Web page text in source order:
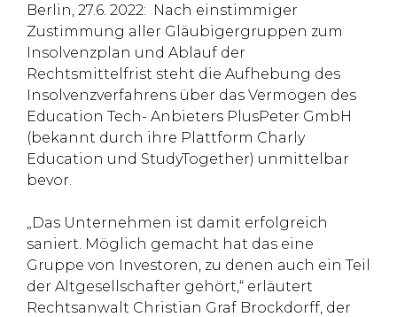
Berlin, 27.6. 2022: Nach einstimmiger
Zustimmung aller Gläubigergruppen zum
Insolvenzplan und Ablauf der
Rechtsmittelfrist steht die Aufhebung des
Insolvenzverfahrens über das Vermögen des
Education Tech- Anbieters PlusPeter GmbH
(bekannt durch ihre Plattform Charly
Education und StudyTogether) unmittelbar
bevor.
„Das Unternehmen ist damit erfolgreich
saniert. Möglich gemacht hat das eine
Gruppe von Investoren, zu denen auch ein Teil
der Altgesellschafter gehört,“ erläutert
Rechtsanwalt Christian Graf Brockdorff, der